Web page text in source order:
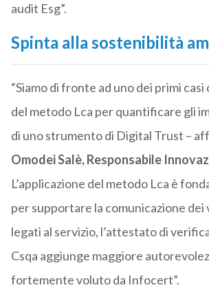
audit Esg”.
Spinta alla sostenibilità
“Siamo di fronte ad uno dei primi casi
del metodo Lca per quantificare gli
di uno strumento di Digital Trust –
Omodei Salè, Responsabile
L’applicazione del metodo Lca è
per supportare la comunicazione dei
legati al servizio, l’attestato di
Csqa aggiunge maggiore
fortemente voluto da Infocert”.